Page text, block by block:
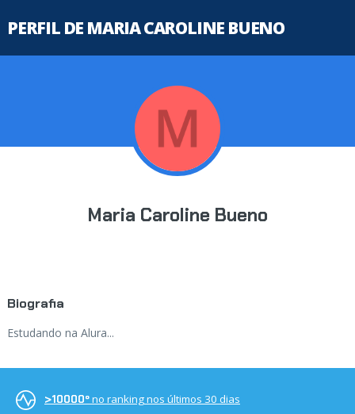
PERFIL DE MARIA CAROLINE BUENO
Maria Caroline Bueno
Biografia
Estudando na Alura...
>10000ºno ranking nos últimos 30 dias